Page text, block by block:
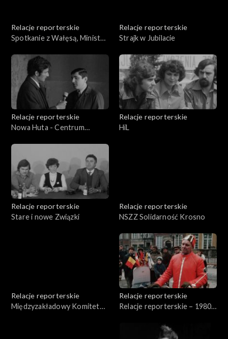
Relacje reporterskie
Spotkanie z Wałęsą, Minister
Solidarność - strajk
okupacyjny w Rzeszowie
Relacje reporterskie
Strajk w Jubilacie
Relacje reporterskie
Nowa Huta - Centrum
Relacje reporterskie
HiL
Relacje reporterskie
Stare i nowe Związki
Relacje reporterskie
NSZZ Solidarność Krosno
Relacje reporterskie
Międzyzakładowy Komitet
Relacje reporterskie
Relacje reporterskie – 1980